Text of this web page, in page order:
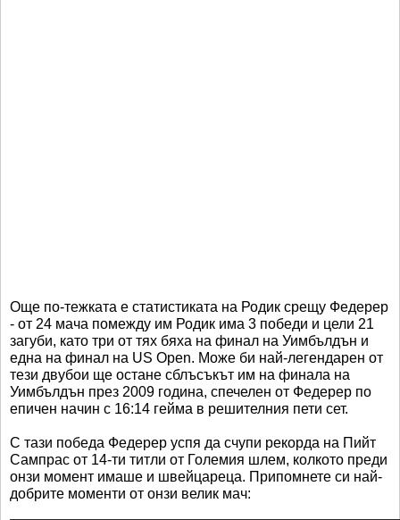
Още по-тежката е статистиката на Родик срещу Федерер
- от 24 мача помежду им Родик има 3 победи и цели 21
загуби, като три от тях бяха на финал на Уимбълдън и
една на финал на US Open. Може би най-легендарен от
тези двубои ще остане сблъсъкът им на финала на
Уимбълдън през 2009 година, спечелен от Федерер по
епичен начин с 16:14 гейма в решителния пети сет.
С тази победа Федерер успя да счупи рекорда на Пийт
Сампрас от 14-ти титли от Големия шлем, колкото преди
онзи момент имаше и швейцареца. Припомнете си най-
добрите моменти от онзи велик мач: